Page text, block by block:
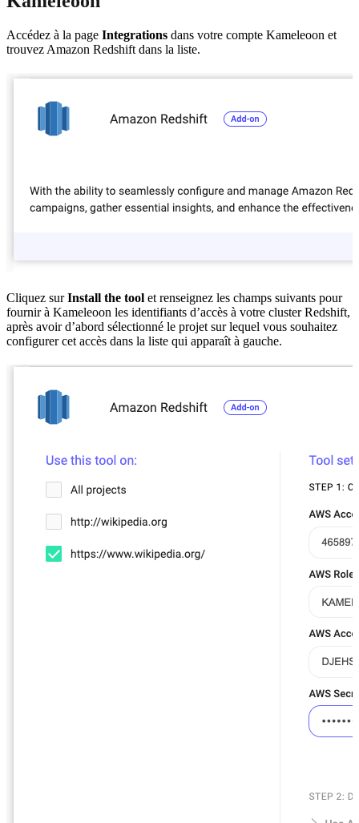
Accédez à la page Integrations dans votre compte Kameleoon et
trouvez Amazon Redshift dans la liste.
Cliquez surInstall the tool et renseignez les champs suivants pour
fournir à Kameleoon les identifiants d’accès à votre cluster Redshift,
après avoir d’abord sélectionné le projet sur lequel vous souhaitez
configurer cet accès dans la liste qui apparaît à gauche.